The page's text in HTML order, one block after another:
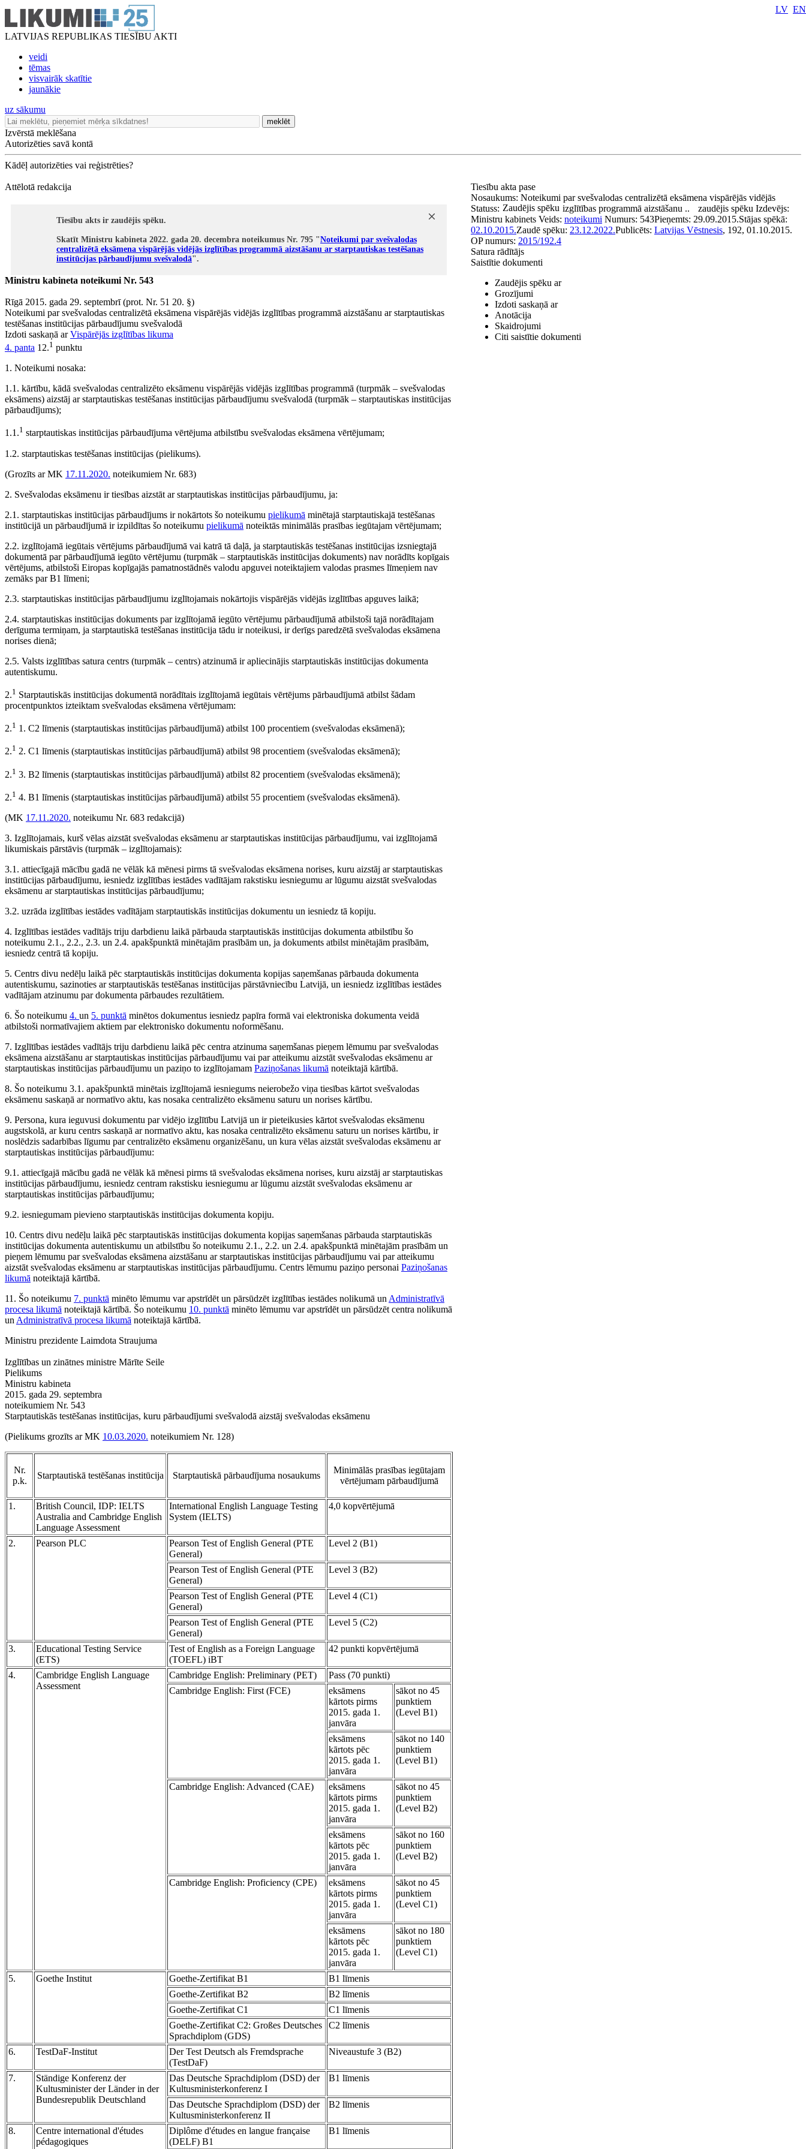
LATVIJAS REPUBLIKAS TIESĪBU AKTI
veidi
tēmas
visvairāk skatītie
jaunākie
LV EN
uz sākumu
meklēt
Izvērstā meklēšana
Autorizēties savā kontā
Kādēļ autorizēties vai reģistrēties?
Attēlotā redakcija
Tiesību akts ir zaudējis spēku.
Skatīt Ministru kabineta 2022. gada 20. decembra noteikumus Nr. 795 "Noteikumi par svešvalodas
centralizētā eksāmena vispārējās vidējās izglītības programmā aizstāšanu ar starptautiskas testēšanas
institūcijas pārbaudījumu svešvalodā".
Ministru kabineta noteikumi Nr. 543
Rīgā 2015. gada 29. septembrī (prot. Nr. 51 20. §)
Noteikumi par svešvalodas centralizētā eksāmena vispārējās vidējās izglītības programmā aizstāšanu ar starptautiskas
testēšanas institūcijas pārbaudījumu svešvalodā
Izdoti saskaņā arVispārējās izglītības likuma
4. panta 12.1 punktu
1. Noteikumi nosaka:
1.1. kārtību, kādā svešvalodas centralizēto eksāmenu vispārējās vidējās izglītības programmā (turpmāk – svešvalodas
eksāmens) aizstāj ar starptautiskas testēšanas institūcijas pārbaudījumu svešvalodā (turpmāk – starptautiskas institūcijas
pārbaudījums);
1.1.1 starptautiskas institūcijas pārbaudījuma vērtējuma atbilstību svešvalodas eksāmena vērtējumam;
1.2. starptautiskas testēšanas institūcijas (pielikums).
(Grozīts ar MK 17.11.2020. noteikumiem Nr. 683)
2. Svešvalodas eksāmenu ir tiesības aizstāt ar starptautiskas institūcijas pārbaudījumu, ja:
2.1. starptautiskas institūcijas pārbaudījums ir nokārtots šo noteikumu pielikumā minētajā starptautiskajā testēšanas
institūcijā un pārbaudījumā ir izpildītas šo noteikumu pielikumā noteiktās minimālās prasības iegūtajam vērtējumam;
2.2. izglītojamā iegūtais vērtējums pārbaudījumā vai katrā tā daļā, ja starptautiskās testēšanas institūcijas izsniegtajā
dokumentā par pārbaudījumā iegūto vērtējumu (turpmāk – starptautiskās institūcijas dokuments) nav norādīts kopīgais
vērtējums, atbilstoši Eiropas kopīgajās pamatnostādnēs valodu apguvei noteiktajiem valodas prasmes līmeņiem nav
zemāks par B1 līmeni;
2.3. starptautiskas institūcijas pārbaudījumu izglītojamais nokārtojis vispārējās vidējās izglītības apguves laikā;
2.4. starptautiskas institūcijas dokuments par izglītojamā iegūto vērtējumu pārbaudījumā atbilstoši tajā norādītajam
derīguma termiņam, ja starptautiskā testēšanas institūcija tādu ir noteikusi, ir derīgs paredzētā svešvalodas eksāmena
norises dienā;
2.5. Valsts izglītības satura centrs (turpmāk – centrs) atzinumā ir apliecinājis starptautiskās institūcijas dokumenta
autentiskumu.
2.1 Starptautiskās institūcijas dokumentā norādītais izglītojamā iegūtais vērtējums pārbaudījumā atbilst šādam
procentpunktos izteiktam svešvalodas eksāmena vērtējumam:
2.1 1. C2 līmenis (starptautiskas institūcijas pārbaudījumā) atbilst 100 procentiem (svešvalodas eksāmenā);
2.1 2. C1 līmenis (starptautiskas institūcijas pārbaudījumā) atbilst 98 procentiem (svešvalodas eksāmenā);
2.1 3. B2 līmenis (starptautiskas institūcijas pārbaudījumā) atbilst 82 procentiem (svešvalodas eksāmenā);
2.1 4. B1 līmenis (starptautiskas institūcijas pārbaudījumā) atbilst 55 procentiem (svešvalodas eksāmenā).
(MK 17.11.2020. noteikumu Nr. 683 redakcijā)
3. Izglītojamais, kurš vēlas aizstāt svešvalodas eksāmenu ar starptautiskas institūcijas pārbaudījumu, vai izglītojamā
likumiskais pārstāvis (turpmāk – izglītojamais):
3.1. attiecīgajā mācību gadā ne vēlāk kā mēnesi pirms tā svešvalodas eksāmena norises, kuru aizstāj ar starptautiskas
institūcijas pārbaudījumu, iesniedz izglītības iestādes vadītājam rakstisku iesniegumu ar lūgumu aizstāt svešvalodas
eksāmenu ar starptautiskas institūcijas pārbaudījumu;
3.2. uzrāda izglītības iestādes vadītājam starptautiskās institūcijas dokumentu un iesniedz tā kopiju.
4. Izglītības iestādes vadītājs triju darbdienu laikā pārbauda starptautiskās institūcijas dokumenta atbilstību šo
noteikumu 2.1., 2.2., 2.3. un 2.4. apakšpunktā minētajām prasībām un, ja dokuments atbilst minētajām prasībām,
iesniedz centrā tā kopiju.
5. Centrs divu nedēļu laikā pēc starptautiskās institūcijas dokumenta kopijas saņemšanas pārbauda dokumenta
autentiskumu, sazinoties ar starptautiskās testēšanas institūcijas pārstāvniecību Latvijā, un iesniedz izglītības iestādes
vadītājam atzinumu par dokumenta pārbaudes rezultātiem.
6. Šo noteikumu 4. un 5. punktā minētos dokumentus iesniedz papīra formā vai elektroniska dokumenta veidā
atbilstoši normatīvajiem aktiem par elektronisko dokumentu noformēšanu.
7. Izglītības iestādes vadītājs triju darbdienu laikā pēc centra atzinuma saņemšanas pieņem lēmumu par svešvalodas
eksāmena aizstāšanu ar starptautiskas institūcijas pārbaudījumu vai par atteikumu aizstāt svešvalodas eksāmenu ar
starptautiskas institūcijas pārbaudījumu un paziņo to izglītojamam Paziņošanas likumā noteiktajā kārtībā.
8. Šo noteikumu 3.1. apakšpunktā minētais izglītojamā iesniegums neierobežo viņa tiesības kārtot svešvalodas
eksāmenu saskaņā ar normatīvo aktu, kas nosaka centralizēto eksāmenu saturu un norises kārtību.
9. Persona, kura ieguvusi dokumentu par vidējo izglītību Latvijā un ir pieteikusies kārtot svešvalodas eksāmenu
augstskolā, ar kuru centrs saskaņā ar normatīvo aktu, kas nosaka centralizēto eksāmenu saturu un norises kārtību, ir
noslēdzis sadarbības līgumu par centralizēto eksāmenu organizēšanu, un kura vēlas aizstāt svešvalodas eksāmenu ar
starptautiskas institūcijas pārbaudījumu:
9.1. attiecīgajā mācību gadā ne vēlāk kā mēnesi pirms tā svešvalodas eksāmena norises, kuru aizstāj ar starptautiskas
institūcijas pārbaudījumu, iesniedz centram rakstisku iesniegumu ar lūgumu aizstāt svešvalodas eksāmenu ar
starptautiskas institūcijas pārbaudījumu;
9.2. iesniegumam pievieno starptautiskās institūcijas dokumenta kopiju.
10. Centrs divu nedēļu laikā pēc starptautiskās institūcijas dokumenta kopijas saņemšanas pārbauda starptautiskās
institūcijas dokumenta autentiskumu un atbilstību šo noteikumu 2.1., 2.2. un 2.4. apakšpunktā minētajām prasībām un
pieņem lēmumu par svešvalodas eksāmena aizstāšanu ar starptautiskas institūcijas pārbaudījumu vai par atteikumu
aizstāt svešvalodas eksāmenu ar starptautiskas institūcijas pārbaudījumu. Centrs lēmumu paziņo personai Paziņošanas
likumā noteiktajā kārtībā.
11. Šo noteikumu 7. punktā minēto lēmumu var apstrīdēt un pārsūdzēt izglītības iestādes nolikumā un Administratīvā
procesa likumā noteiktajā kārtībā. Šo noteikumu 10. punktā minēto lēmumu var apstrīdēt un pārsūdzēt centra nolikumā
un Administratīvā procesa likumā noteiktajā kārtībā.
Ministru prezidente Laimdota Straujuma
Izglītības un zinātnes ministre Mārīte Seile
Pielikums
Ministru kabineta
2015. gada 29. septembra
noteikumiem Nr. 543
Starptautiskās testēšanas institūcijas, kuru pārbaudījumi svešvalodā aizstāj svešvalodas eksāmenu
(Pielikums grozīts ar MK 10.03.2020. noteikumiem Nr. 128)
Nr.
p.k.
Starptautiskā testēšanas institūcija Starptautiskā pārbaudījuma nosaukums
Minimālās prasības iegūtajam
vērtējumam pārbaudījumā
1.
British Council, IDP: IELTS
Australia and Cambridge English
Language Assessment
International English Language Testing
System (IELTS)
4,0 kopvērtējumā
2. Pearson PLC
Pearson Test of English General (PTE
General)
Level 2 (B1)
Pearson Test of English General (PTE
General)
Level 3 (B2)
Pearson Test of English General (PTE
General)
Level 4 (C1)
Pearson Test of English General (PTE
General)
Level 5 (C2)
3.
Educational Testing Service
(ETS)
Test of English as a Foreign Language
(TOEFL) iBT
42 punkti kopvērtējumā
4.
Cambridge English Language
Assessment
Cambridge English: Preliminary (PET)
Pass (70 punkti)
Cambridge English: First (FCE)
eksāmens
kārtots pirms
2015. gada 1.
janvāra
sākot no 45
punktiem
(Level B1)
eksāmens
kārtots pēc
2015. gada 1.
janvāra
sākot no 140
punktiem
(Level B1)
Cambridge English: Advanced (CAE)
eksāmens
kārtots pirms
2015. gada 1.
janvāra
sākot no 45
punktiem
(Level B2)
eksāmens
kārtots pēc
2015. gada 1.
janvāra
sākot no 160
punktiem
(Level B2)
Cambridge English: Proficiency (CPE)
eksāmens
kārtots pirms
2015. gada 1.
janvāra
sākot no 45
punktiem
(Level C1)
eksāmens
kārtots pēc
2015. gada 1.
janvāra
sākot no 180
punktiem
(Level C1)
5. Goethe Institut Goethe-Zertifikat B1
B1 līmenis
Goethe-Zertifikat B2
B2 līmenis
Goethe-Zertifikat C1
C1 līmenis
Goethe-Zertifikat C2: Großes Deutsches
Sprachdiplom (GDS)
C2 līmenis
6. TestDaF-Institut
Der Test Deutsch als Fremdsprache
(TestDaF)
Niveaustufe 3 (B2)
7.
Ständige Konferenz der
Kultusminister der Länder in der
Bundesrepublik Deutschland
Das Deutsche Sprachdiplom (DSD) der
Kultusministerkonferenz I
B1 līmenis
Das Deutsche Sprachdiplom (DSD) der
Kultusministerkonferenz II
B2 līmenis
8.
Centre international d'études
pédagogiques
Diplôme d'études en langue française
(DELF) B1
B1 līmenis
Tiesību akta pase
Nosaukums: Noteikumi par svešvalodas centralizētā eksāmena vispārējās vidējās
izglītības programmā aizstāšanu ..
Statuss: Zaudējis spēku zaudējis spēku Izdevējs:
Ministru kabinets Veids: noteikumi Numurs: 543Pieņemts: 29.09.2015.Stājas spēkā:
02.10.2015.Zaudē spēku: 23.12.2022.Publicēts: Latvijas Vēstnesis, 192, 01.10.2015.
OP numurs: 2015/192.4
Satura rādītājs
Saistītie dokumenti
Zaudējis spēku ar
Grozījumi
Izdoti saskaņā ar
Anotācija
Skaidrojumi
Citi saistītie dokumenti